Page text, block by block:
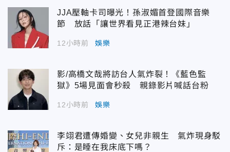
JJA壓軸卡司曝光！孫淑媚首登國際音樂
節 放話「讓世界看見正港辣台妹」
12小時前 娛樂
影/高橋文哉將訪台人氣炸裂！《藍色監
獄》5場見面會秒殺 親錄影片喊話台粉
12小時前 娛樂
李翊君遭傳婚變、女兒非親生 氣炸現身駁
斥：是睡在我床底下嗎？